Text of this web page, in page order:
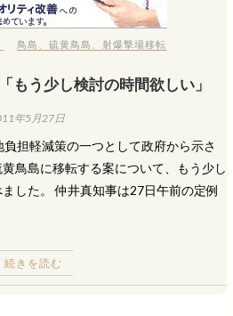
鳥島 、硫黄鳥島 、射爆撃場移転
もう少し検討の時間欲しい」
年5月27日
担軽減策の一つとして政府から示さ
鳥島に移転する案について、もう少し
した。 仲井真知事は27日午前の定例
続きを読む